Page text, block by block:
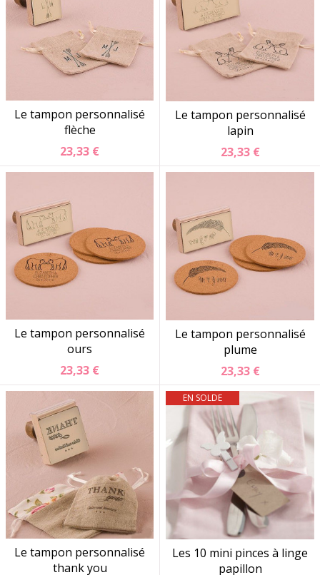
Le tampon personnalisé
flèche
23,33 €
Le tampon personnalisé
lapin
23,33 €
Le tampon personnalisé
ours
23,33 €
Le tampon personnalisé
plume
23,33 €
Le tampon personnalisé
thank you
EN SOLDE
Les 10 mini pinces à linge
papillon